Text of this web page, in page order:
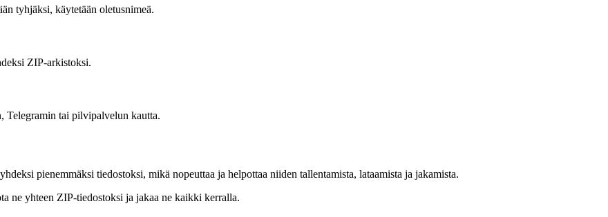
tyhjäksi, käytetään oletusnimeä.
ZIP-arkistoksi.
Telegramin tai pilvipalvelun kautta.
pienemmäksi tiedostoksi, mikä nopeuttaa ja helpottaa niiden tallentamista, lataamista ja jakamista.
ne yhteen ZIP-tiedostoksi ja jakaa ne kaikki kerralla.